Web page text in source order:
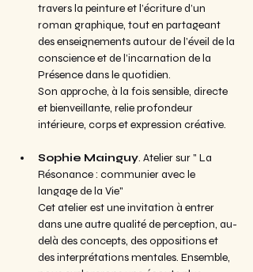
travers la peinture et l’écriture d’un
roman graphique, tout en partageant
des enseignements autour de l’éveil de la
conscience et de l’incarnation de la
Présence dans le quotidien.
Son approche, à la fois sensible, directe
et bienveillante, relie profondeur
intérieure, corps et expression créative.
Sophie Mainguy. Atelier sur " La
Résonance : communier avec le
langage de la Vie"
Cet atelier est une invitation à entrer
dans une autre qualité de perception, au-
delà des concepts, des oppositions et
des interprétations mentales. Ensemble,